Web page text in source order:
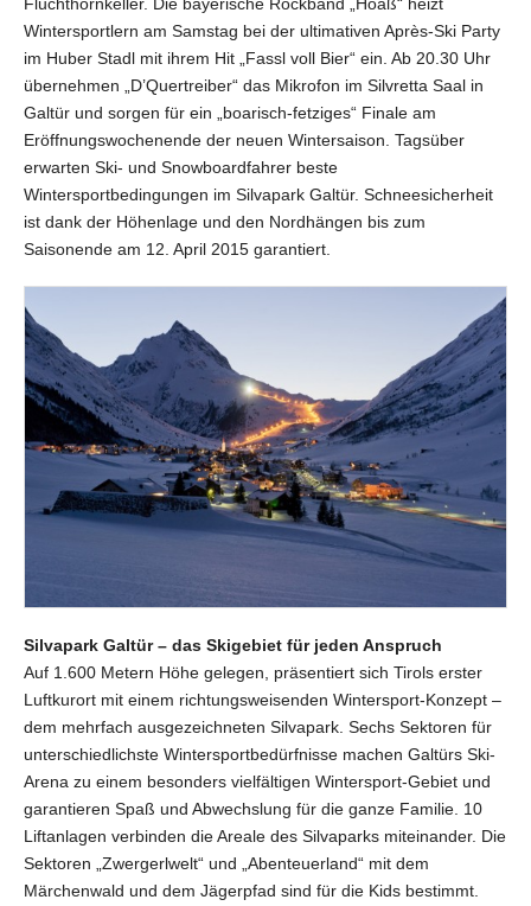
Wintersportlern am Samstag bei der ultimativen Après-Ski Party
im Huber Stadl mit ihrem Hit „Fassl voll Bier“ ein. Ab 20.30 Uhr
übernehmen „D’Quertreiber“ das Mikrofon im Silvretta Saal in
Galtür und sorgen für ein „boarisch-fetziges“ Finale am
Eröffnungswochenende der neuen Wintersaison. Tagsüber
erwarten Ski- und Snowboardfahrer beste
Wintersportbedingungen im Silvapark Galtür. Schneesicherheit
ist dank der Höhenlage und den Nordhängen bis zum
Saisonende am 12. April 2015 garantiert.
Silvapark Galtür – das Skigebiet für jeden Anspruch
Auf 1.600 Metern Höhe gelegen, präsentiert sich Tirols erster
Luftkurort mit einem richtungsweisenden Wintersport-Konzept –
dem mehrfach ausgezeichneten Silvapark. Sechs Sektoren für
unterschiedlichste Wintersportbedürfnisse machen Galtürs Ski-
Arena zu einem besonders vielfältigen Wintersport-Gebiet und
garantieren Spaß und Abwechslung für die ganze Familie. 10
Liftanlagen verbinden die Areale des Silvaparks miteinander. Die
Sektoren „Zwergerlwelt“ und „Abenteuerland“ mit dem
Märchenwald und dem Jägerpfad sind für die Kids bestimmt.